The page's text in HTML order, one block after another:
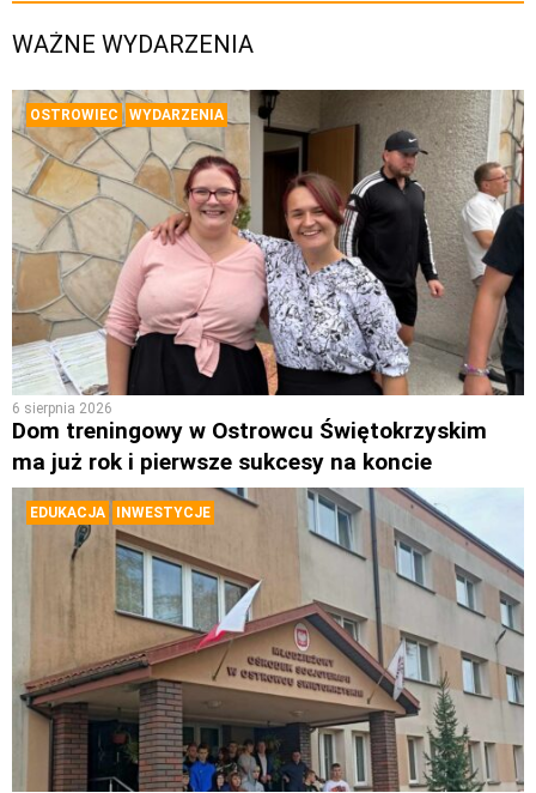
WAŻNE WYDARZENIA
OSTROWIEC WYDARZENIA
6 sierpnia 2026
Dom treningowy w Ostrowcu Świętokrzyskim
ma już rok i pierwsze sukcesy na koncie
EDUKACJA INWESTYCJE